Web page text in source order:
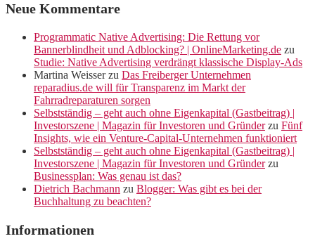
Neue Kommentare
Programmatic Native Advertising: Die Rettung vor
Bannerblindheit und Adblocking? | OnlineMarketing.de zu
Studie: Native Advertising verdrängt klassische Display-Ads
Martina Weisserzu Das Freiberger Unternehmen
reparadius.de will für Transparenz im Markt der
Fahrradreparaturen sorgen
Selbstständig – geht auch ohne Eigenkapital (Gastbeitrag) |
Investorszene | Magazin für Investoren und Gründerzu Fünf
Insights, wie ein Venture-Capital-Unternehmen funktioniert
Selbstständig – geht auch ohne Eigenkapital (Gastbeitrag) |
Investorszene | Magazin für Investoren und Gründerzu
Businessplan: Was genau ist das?
Dietrich Bachmann zu Blogger: Was gibt es bei der
Buchhaltung zu beachten?
Informationen